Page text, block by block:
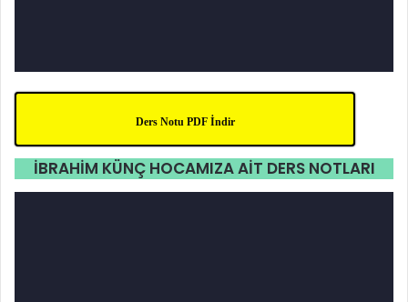
Ders Notu PDF İndir
İBRAHİM KÜNÇ HOCAMIZA AİT DERS NOTLARI